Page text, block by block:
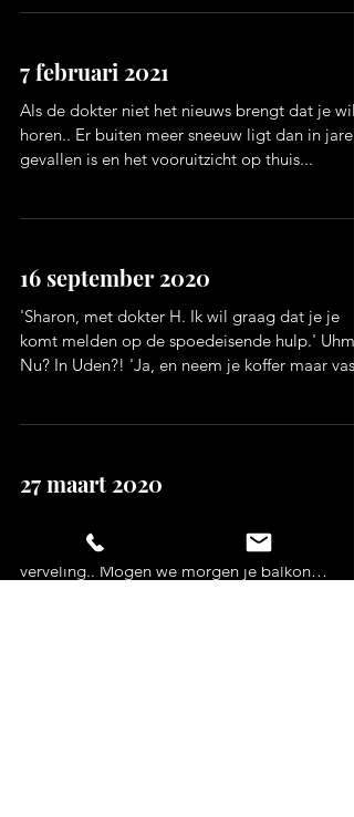
7 februari 2021
Als de dokter niet het nieuws brengt dat je wil
horen.. Er buiten meer sneeuw ligt dan in jaren
gevallen is en het vooruitzicht op thuis...
16 september 2020
'Sharon, met dokter H. Ik wil graag dat je je
komt melden op de spoedeisende hulp.' Uhm..
Nu? In Uden?! 'Ja, en neem je koffer maar
27 maart 2020
'Sharon wij hebben last van quarantaine
verveling.. Mogen we morgen je balkon